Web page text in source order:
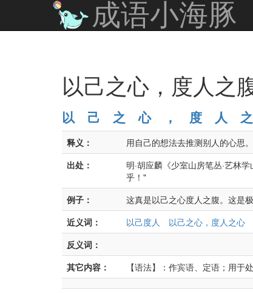
成语小海豚
以己之心，度人之
以 己 之 心 ， 度 人 之
释义：
用自己的想法去推测别人的心思
出处：
明·胡应麟《少室山房笔丛·艺林
乎！"
例子：
这真是以己之心度人之腹。这是
近义词：
以己度人
以己之心，度人之心
反义词：
其它内容：
【语法】：作宾语、定语；用于